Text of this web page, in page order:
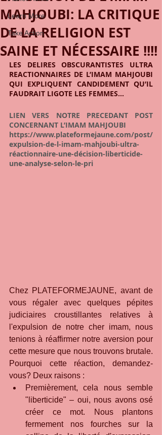
Learn More
Take Action
MAHJOUBI: LA CRITIQUE
DE LA RELIGION EST
SAINE ET NÉCESSAIRE !!!!
LES DELIRES OBSCURANTISTES ULTRA
REACTIONNAIRES DE L’IMAM MAHJOUBI
QUI EXPLIQUENT CANDIDEMENT QU’IL
FAUDRAIT LIGOTE LES FEMMES…
LIEN VERS NOTRE PRECEDANT POST
CONCERNANT L’IMAM MAHJOUBI
https://www.plateformejaune.com/post/
expulsion-de-l-imam-mahjoubi-ultra-
réactionnaire-une-décision-liberticide-
une-analyse-selon-le-pri
Chez PLATEFORMEJAUNE, avant de
vous régaler avec quelques pépites
judiciaires croustillantes relatives à
l'expulsion de notre cher imam, nous
tenions à réaffirmer notre aversion pour
cette mesure que nous trouvons brutale.
Pourquoi cette réaction, demandez-
vous? Deux raisons :
Premièrement, cela nous semble
"liberticide" – oui, nous avons osé
créer ce mot. Nous plantons
fermement nos fourches sur la